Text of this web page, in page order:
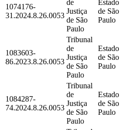
1074176-
31.2024.8.26.0053
de
Justiça
de São
Paulo
Estado
de São
Paulo
1083603-
86.2023.8.26.0053
Tribunal
de
Justiça
de São
Paulo
Estado
de São
Paulo
1084287-
74.2024.8.26.0053
Tribunal
de
Justiça
de São
Paulo
Estado
de São
Paulo